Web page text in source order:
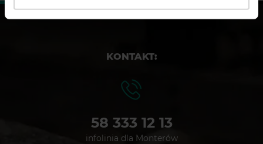
KONTAKT:
58 333 12 13
infolinia dla Monterów